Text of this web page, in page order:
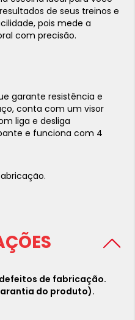
de seus treinos e
pois mede a
com precisão.
garante resistência e
conta com um visor
liga e desliga
e funciona com 4
de fabricação.
do produto).